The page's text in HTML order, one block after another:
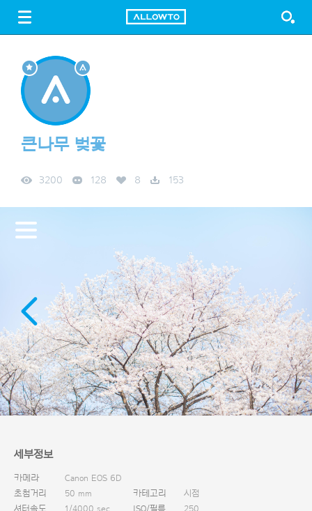
FREE DOWNLOAD
큰나무 벚꽃
3200 128 8 153
세부정보
카메라
Canon EOS 6D
초첨거리
50 mm 카테고리
시점
셔터속도
1/4000 sec ISO/필름
250